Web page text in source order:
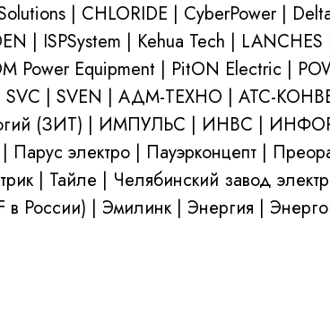
| CHLORIDE | CyberPower |
| ISPSystem | Kehua Tech |
Power Equipment | PitON Electric |
| SVC | SVEN | АДМ-ТЕХНО | АТС-
(ЗИТ) | ИМПУЛЬС | ИНВС |
электро | Пауэрконцепт |
| Тайле | Челябинский завод
в России) | Эмилинк | Энергия |